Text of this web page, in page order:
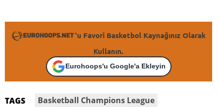
'u Favori Basketbol Kaynağınız Olarak
Kullanın.
Eurohoops'u Google'a Ekleyin
TAGS
Basketball Champions League